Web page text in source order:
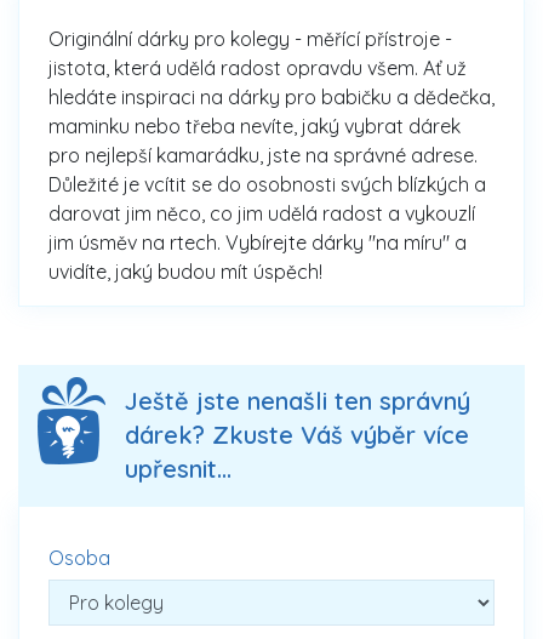
Originální dárky pro kolegy - měřící přístroje -
jistota, která udělá radost opravdu všem. Ať už
hledáte inspiraci na dárky pro babičku a dědečka,
maminku nebo třeba nevíte, jaký vybrat dárek
pro nejlepší kamarádku, jste na správné adrese.
Důležité je vcítit se do osobnosti svých blízkých a
darovat jim něco, co jim udělá radost a vykouzlí
jim úsměv na rtech. Vybírejte dárky "na míru" a
uvidíte, jaký budou mít úspěch!
Ještě jste nenašli ten správný
dárek? Zkuste Váš výběr více
upřesnit...
Osoba